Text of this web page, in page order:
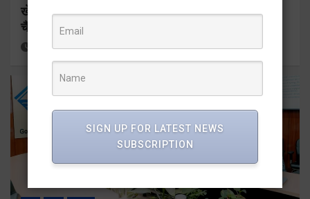
खेल महाकुंभ 2026ः 01 सितंबर से सजेगा मुख्यमंत्री
चैंम्पियनशिप ट्रॉफी का मंच
56 minutes ago Viri Gairola
SIGN UP FOR LATEST NEWS
SUBSCRIPTION